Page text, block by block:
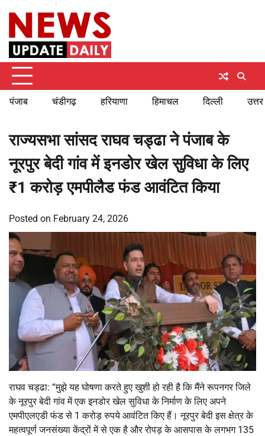
content
पंजाब चंडीगढ़ हरियाणा हिमाचल दिल्ली
राज्यसभा सांसद राघव चड्ढा ने पंजाब के
नूरपुर बेदी गांव में इनडोर खेल सुविधा के लिए
₹1 करोड़ एमपीलैड फंड आवंटित किया
Posted on February 24, 2026
राघव चड्ढा: “मुझे यह घोषणा करते हुए खुशी हो रही है कि मैंने रूपनगर जिले
के नूरपुर बेदी गांव में एक इनडोर खेल सुविधा के निर्माण के लिए अपने
एमपीएलएडी फंड से 1 करोड़ रुपये आवंटित किए हैं। नूरपुर बेदी इस क्षेत्र के
महत्वपूर्ण जनसंख्या केंद्रों में से एक है और रोपड़ के आसपास के लगभग 135